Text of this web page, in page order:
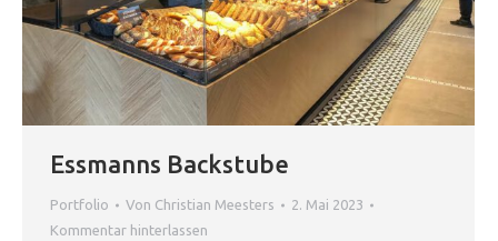
Essmanns Backstube
Portfolio Von Christian Meesters
2. Mai 2023
Kommentar hinterlassen